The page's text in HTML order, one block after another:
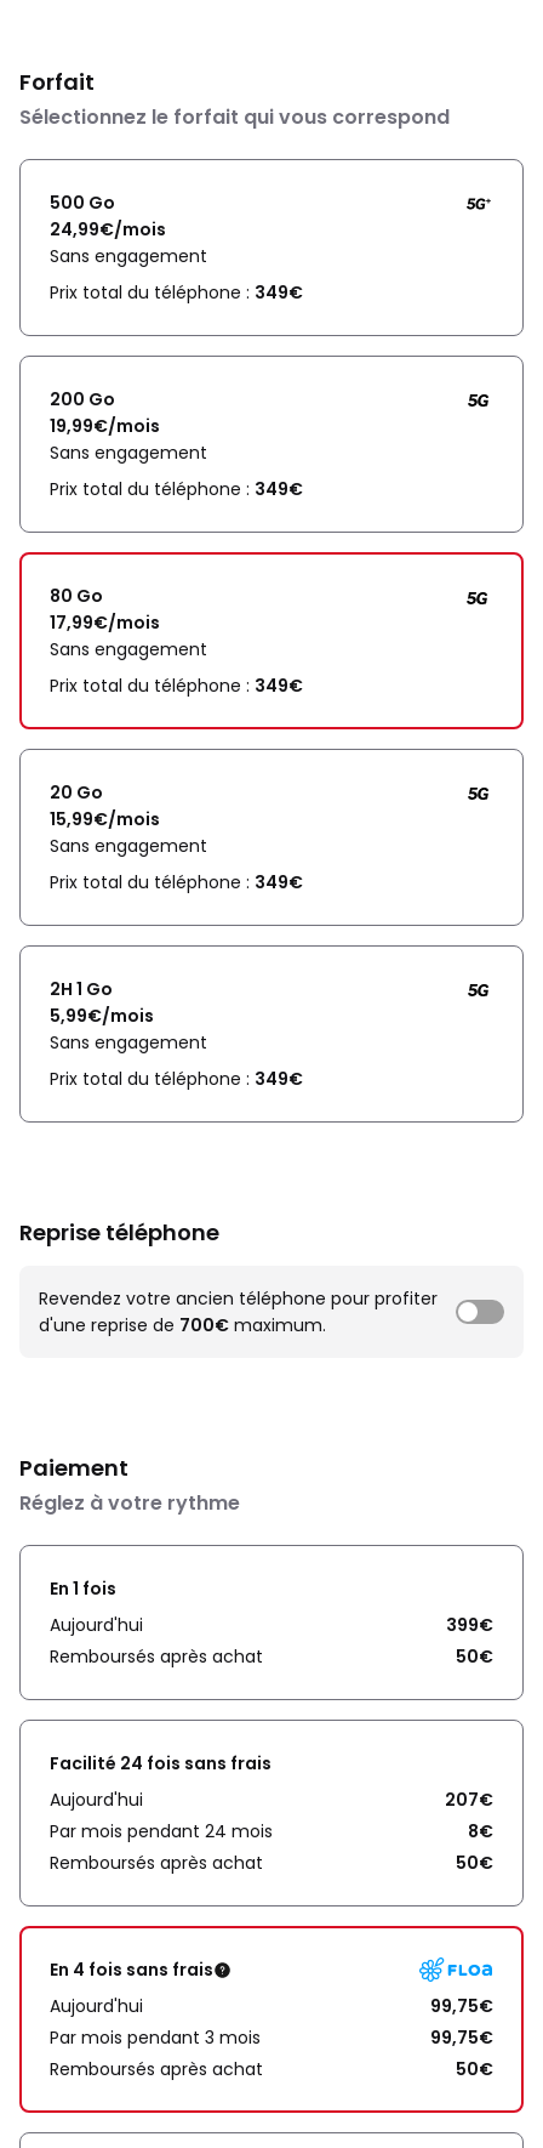
Forfait
Sélectionnez le forfait qui vous correspond
500 Go
24,99€/mois
Sans engagement
Prix total du téléphone : 349€
200 Go
19,99€/mois
Sans engagement
Prix total du téléphone : 349€
80 Go
17,99€/mois
Sans engagement
Prix total du téléphone : 349€
20 Go
15,99€/mois
Sans engagement
Prix total du téléphone : 349€
2H 1 Go
5,99€/mois
Sans engagement
Prix total du téléphone : 349€
Reprise téléphone
Revendez votre ancien téléphone pour profiter
d'une reprise de 700€ maximum.
Paiement
Réglez à votre rythme
En 1 fois
Aujourd'hui
399€
Remboursés après achat
50€
Facilité 24 fois sans frais
Aujourd'hui
207€
Par mois pendant 24 mois
8€
Remboursés après achat
50€
En 4 fois sans frais
Aujourd'hui
99,75€
Par mois pendant 3 mois
99,75€
Remboursés après achat
50€